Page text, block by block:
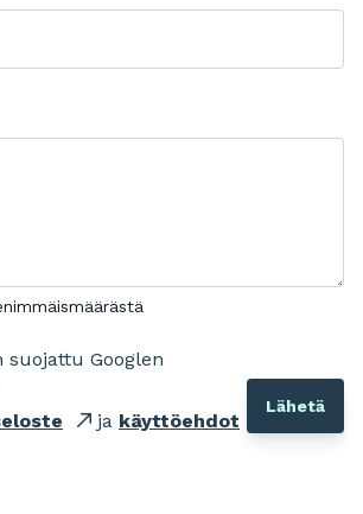
suojattu Googlen
ja käyttöehdot